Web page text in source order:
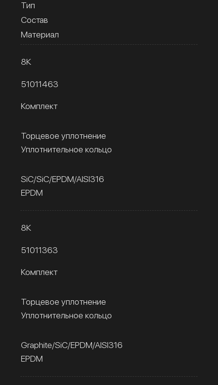
Тип
Состав
Материал
8К
51011463
Комплект
Торцевое уплотнение
Уплотнительное кольцо
SiC/SiC/EPDM/AISI316
EPDM
8К
51011363
Комплект
Торцевое уплотнение
Уплотнительное кольцо
Graphite/SiC/EPDM/AISI316
EPDM